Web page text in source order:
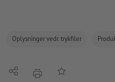
Oplysninger vedr. trykfiler
Del tryk Tilføj til huskelisten